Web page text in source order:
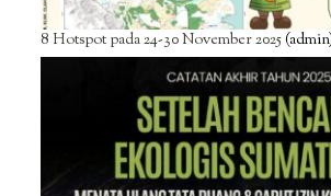
8 Hotspot pada 24-30 November 2025